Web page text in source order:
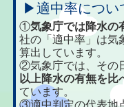
▶適中率につい
①気象庁では降水の
社の「適中率」は気
算出しています。
②気象庁では、その
以上降水の有無を比
ています。